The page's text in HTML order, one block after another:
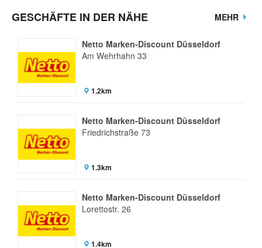
GESCHÄFTE IN DER NÄHE MEHR
Netto Marken-Discount Düsseldorf
Am Wehrhahn 33
1.2km
Netto Marken-Discount Düsseldorf
Friedrichstraße 73
1.3km
Netto Marken-Discount Düsseldorf
Lorettostr. 26
1.4km